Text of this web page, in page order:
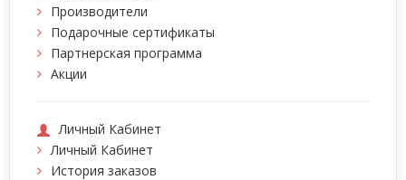
Производители
Подарочные сертификаты
Партнерская программа
Акции
Личный Кабинет
Личный Кабинет
История заказов